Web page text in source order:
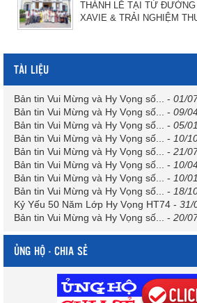
THÁNH LỄ TẠI TỪ
XAVIE & TRẢI NGHIỆM
TÀI LIỆU
Bản tin Vui Mừng và Hy Vọng số... - 01/
Bản tin Vui Mừng và Hy Vọng số... - 09/
Bản tin Vui Mừng và Hy Vọng số... - 05/
Bản tin Vui Mừng và Hy Vọng số... - 10/
Bản tin Vui Mừng và Hy Vọng số... - 21/
Bản tin Vui Mừng và Hy Vọng số... - 10/
Bản tin Vui Mừng và Hy Vọng số... - 10/
Bản tin Vui Mừng và Hy Vọng số... - 18/
Kỷ Yếu 50 Năm Lớp Hy Vọng HT74 - 31/
Bản tin Vui Mừng và Hy Vọng số... - 20/
ỦNG HỘ - CHIA SẺ